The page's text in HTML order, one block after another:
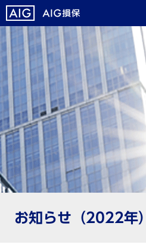
メ
イ
ン
コ
ン
テ
ン
ツ
に
ジ
ャ
ン
プ
こ
こ
か
ら
メ
イ
ン
コ
ン
テ
ン
ツ
で
お知らせ（2022年）